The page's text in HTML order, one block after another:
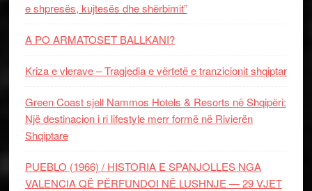
e shpresës, kujtesës dhe shërbimit”
A PO ARMATOSET BALLKANI?
Kriza e vlerave – Tragjedia e vërtetë e tranzicionit shqiptar
Green Coast sjell Nammos Hotels & Resorts në Shqipëri:
Një destinacion i ri lifestyle merr formë në Rivierën
Shqiptare
PUEBLO (1966) / HISTORIA E SPANJOLLES NGA
VALENCIA QË PËRFUNDOI NË LUSHNJE — 29 VJET